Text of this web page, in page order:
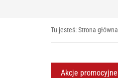
Tu jesteś:Strona główna
Akcje promocyjne